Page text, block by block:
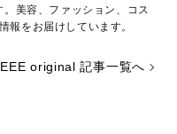
美容、ファッション、コス
報をお届けしています。
original 記事一覧へ